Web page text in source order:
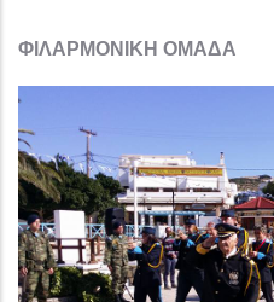
ΦΙΛΑΡΜΟΝΙΚΗ ΟΜΑΔΑ